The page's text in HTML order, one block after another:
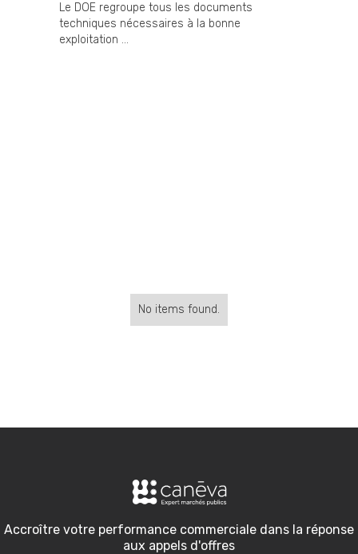
Le DOE regroupe tous les documents
techniques nécessaires à la bonne
exploitation ...
No items found.
Accroître votre performance commerciale dans la réponse
aux appels d'offres